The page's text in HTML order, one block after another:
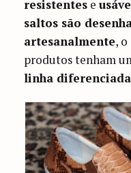
resistentes e
saltos são
artesanalmente,
produtos tenham
linha diferenciada